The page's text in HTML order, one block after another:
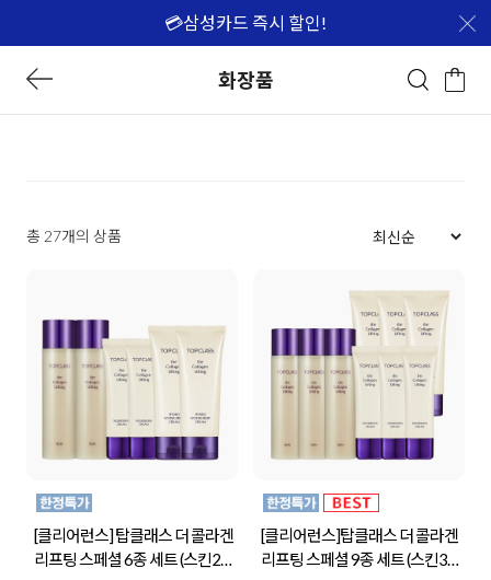
💳삼성카드 즉시 할인!
화장품
총 27개의 상품
[클리어런스] 탑클래스 더 콜라겐
리프팅 스페셜 6종 세트 (스킨2개
[클리어런스]탑클래스 더 콜라겐
리프팅 스페셜 9종 세트 (스킨3개